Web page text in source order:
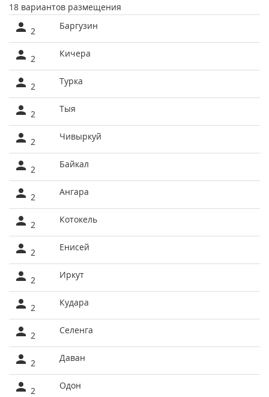
18 вариантов размещения
2 Баргузин
2 Кичера
2 Турка
2 Тыя
2 Чивыркуй
2 Байкал
2 Ангара
2 Котокель
2 Енисей
2 Иркут
2 Кудара
2 Селенга
2 Даван
2 Одон